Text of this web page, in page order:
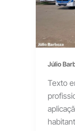
Júlio
Texto